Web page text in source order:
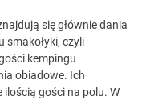
się głównie dania
smakołyki, czyli
kempingu
obiadowe. Ich
gości na polu. W